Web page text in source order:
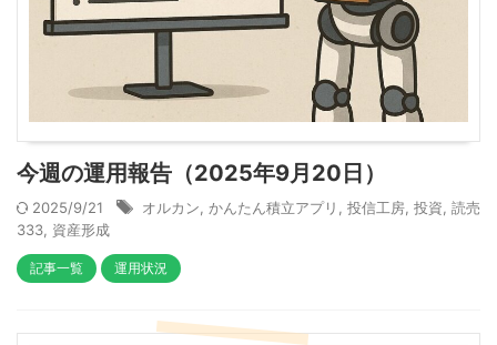
今週の運用報告（2025年9月20日）
2025/9/21 オルカン かんたん積立アプリ 投信工房 投資 読売
333 資産形成
記事一覧 運用状況